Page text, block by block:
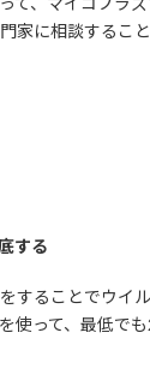
家に相談すること
する
することでウイ
使って、最低で